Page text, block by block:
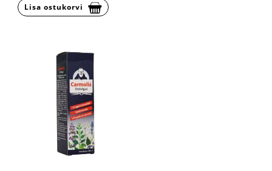
Lisa ostukorvi